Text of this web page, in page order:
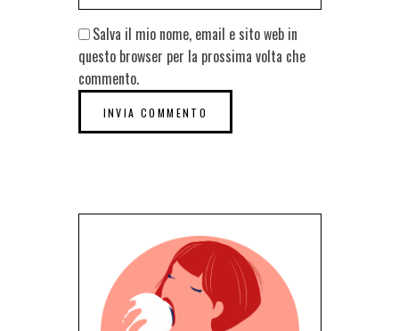
Salva il mio nome, email e sito web in
questo browser per la prossima volta che
commento.